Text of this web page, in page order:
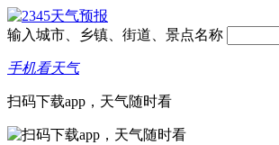
输入城市、乡镇、街道、景点名称
手机看天气
扫码下载app，天气随时看